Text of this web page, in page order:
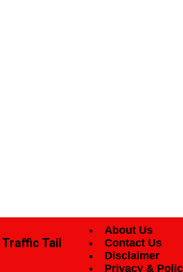
Traffic Tail
About Us
Contact Us
Disclaimer
Privacy &